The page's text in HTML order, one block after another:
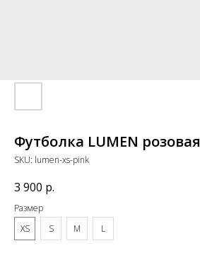
Футболка LUMEN розовая
SKU: lumen-xs-pink
3 900 р.
Размер
XS
S M L